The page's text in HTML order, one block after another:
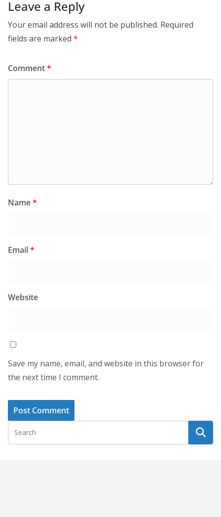
Leave a Reply
Your email address will not be published. Required
fields are marked *
Comment*
Name*
Email*
Website
Save my name, email, and website in this browser for
the next time I comment.